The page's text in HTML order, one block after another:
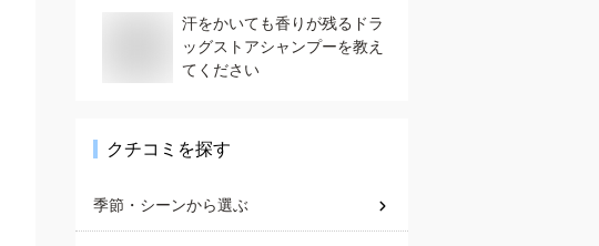
汗をかいても香りが残るドラ
ッグストアシャンプーを教え
てください
クチコミを探す
季節・シーンから選ぶ